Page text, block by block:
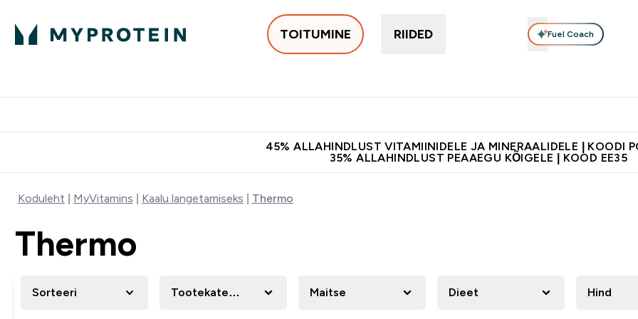
TOITUMINE RIIDED Fuel Coach
45% ALLAHINDLUST VITAMIINIDELE JA MINERAALIDELE | KOODI
35% ALLAHINDLUST PEAAEGU KÕIGELE | KOOD EE35
Koduleht MyVitamins Kaalu langetamiseks Thermo
Thermo
Sorteeri Tootekategooria Maitse Dieet Hind